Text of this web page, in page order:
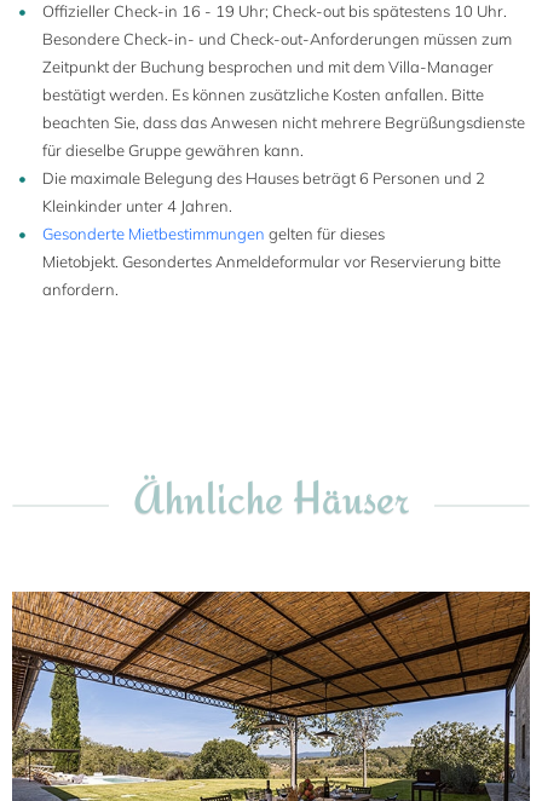
Offizieller Check-in 16 - 19 Uhr; Check-out bis spätestens 10 Uhr.
Besondere Check-in- und Check-out-Anforderungen müssen zum
Zeitpunkt der Buchung besprochen und mit dem Villa-Manager
bestätigt werden. Es können zusätzliche Kosten anfallen. Bitte
beachten Sie, dass das Anwesen nicht mehrere Begrüßungsdienste
für dieselbe Gruppe gewähren kann.
Die maximale Belegung des Hauses beträgt 6 Personen und 2
Kleinkinder unter 4 Jahren.
Gesonderte Mietbestimmungen gelten für dieses
Mietobjekt. Gesondertes Anmeldeformular vor Reservierung bitte
anfordern.
Ähnliche Häuser